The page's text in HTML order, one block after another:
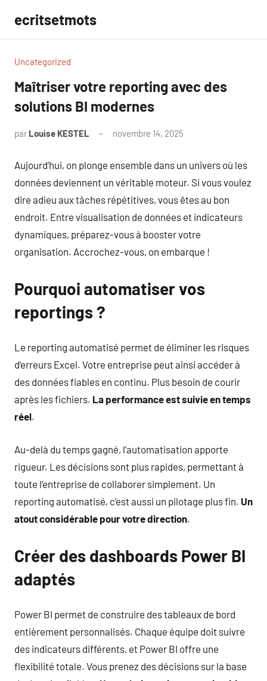
contenu
ecritsetmots
Uncategorized
Maîtriser votre reporting avec des
solutions BI modernes
par Louise KESTEL novembre 14, 2025
Aujourd’hui, on plonge ensemble dans un univers où les
données deviennent un véritable moteur. Si vous voulez
dire adieu aux tâches répétitives, vous êtes au bon
endroit. Entre visualisation de données et indicateurs
dynamiques, préparez-vous à booster votre
organisation. Accrochez-vous, on embarque !
Pourquoi automatiser vos
reportings ?
Le reporting automatisé permet de éliminer les risques
d’erreurs Excel. Votre entreprise peut ainsi accéder à
des données fiables en continu. Plus besoin de courir
après les fichiers. La performance est suivie en temps
réel.
Au-delà du temps gagné, l’automatisation apporte
rigueur. Les décisions sont plus rapides, permettant à
toute l’entreprise de collaborer simplement. Un
reporting automatisé, c’est aussi un pilotage plus fin. Un
atout considérable pour votre direction.
Créer des dashboards Power BI
adaptés
Power BI permet de construire des tableaux de bord
entièrement personnalisés. Chaque équipe doit suivre
des indicateurs différents, et Power BI offre une
flexibilité totale. Vous prenez des décisions sur la base